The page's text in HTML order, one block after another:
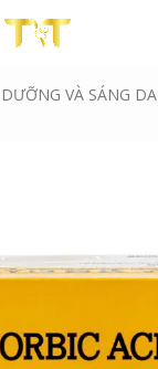
VÀ SÁNG DA